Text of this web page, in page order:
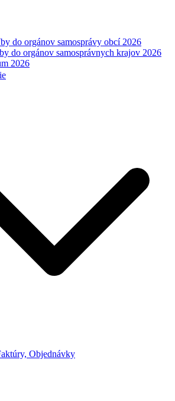
do orgánov samosprávy obcí 2026
do orgánov samosprávnych krajov 2026
2026
Objednávky